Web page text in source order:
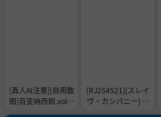
[真人AI注意][自用散
图]百变纳西妲.vol2-
[RJ254521][スレイ
ヴ・カンパニー] ア